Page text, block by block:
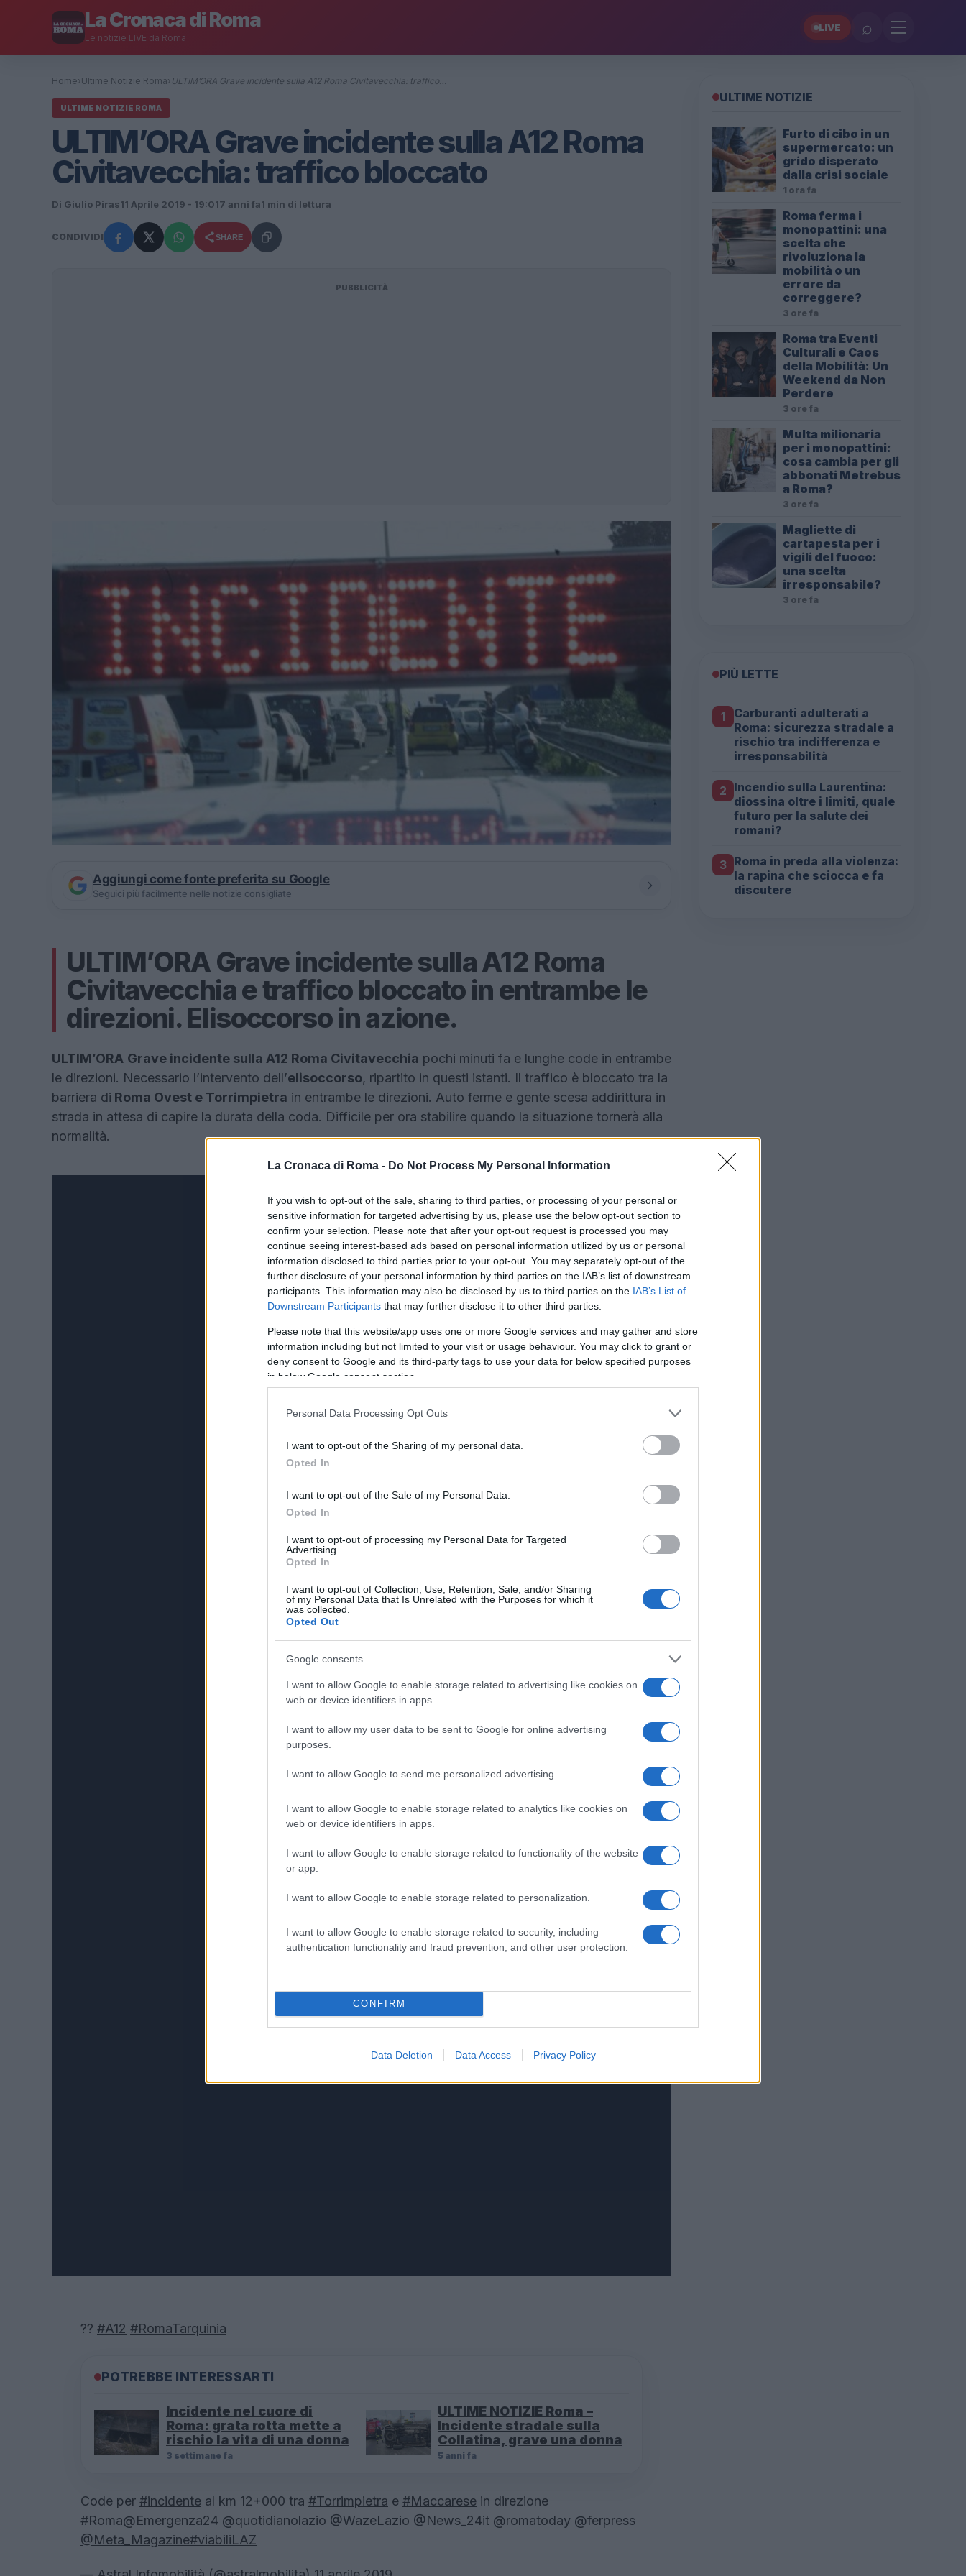
La Cronaca di Roma - Do Not Process My Personal Information
If you wish to opt-out of the sale, sharing to third parties, or processing of your personal or
sensitive information for targeted advertising by us, please use the below opt-out section to
confirm your selection. Please note that after your opt-out request is processed you may
continue seeing interest-based ads based on personal information utilized by us or personal
information disclosed to third parties prior to your opt-out. You may separately opt-out of the
further disclosure of your personal information by third parties on the IAB’s list of downstream
participants. This information may also be disclosed by us to third parties on the IAB’s List of
Downstream Participants that may further disclose it to other third parties.
Please note that this website/app uses one or more Google services and may gather and store
information including but not limited to your visit or usage behaviour. You may click to grant or
deny consent to Google and its third-party tags to use your data for below specified purposes
in below Google consent section.
Personal Data Processing Opt Outs
I want to opt-out of the Sharing of my personal data.
Opted In
I want to opt-out of the Sale of my Personal Data.
Opted In
I want to opt-out of processing my Personal Data for Targeted
Advertising.
Opted In
I want to opt-out of Collection, Use, Retention, Sale, and/or Sharing
of my Personal Data that Is Unrelated with the Purposes for which it
was collected.
Opted Out
Google consents
I want to allow Google to enable storage related to advertising like cookies on
web or device identifiers in apps.
I want to allow my user data to be sent to Google for online advertising
purposes.
I want to allow Google to send me personalized advertising.
I want to allow Google to enable storage related to analytics like cookies on
web or device identifiers in apps.
I want to allow Google to enable storage related to functionality of the website
or app.
I want to allow Google to enable storage related to personalization.
I want to allow Google to enable storage related to security, including
authentication functionality and fraud prevention, and other user protection.
CONFIRM
Data Deletion Data Access Privacy Policy
La Cronaca di Roma
Le notizie LIVE da Roma
LIVE ⌕
Home› Ultime Notizie Roma› ULTIM’ORA Grave incidente sulla A12 Roma Civitavecchia: traffico…
ULTIME NOTIZIE ROMA
ULTIM’ORA Grave incidente sulla A12 Roma
Civitavecchia: traffico bloccato
Di Giulio Piras11 Aprile 2019 - 19:017 anni fa1 min di lettura
CONDIVIDI SHARE
PUBBLICITÀ
Aggiungi come fonte preferita su Google
Seguici più facilmente nelle notizie consigliate
ULTIM’ORA Grave incidente sulla A12 Roma
Civitavecchia e traffico bloccato in entrambe le
direzioni. Elisoccorso in azione.
ULTIM’ORA Grave incidente sulla A12 Roma Civitavecchia pochi minuti fa e lunghe code in entrambe
le direzioni. Necessario l’intervento dell’elisoccorso, ripartito in questi istanti. Il traffico è bloccato tra la
barriera di Roma Ovest e Torrimpietra in entrambe le direzioni. Auto ferme e gente scesa addirittura in
strada in attesa di capire la durata della coda. Difficile per ora stabilire quando la situazione tornerà alla
normalità.
?? #A12 #RomaTarquinia
POTREBBE INTERESSARTI
Incidente nel cuore di
Roma: grata rotta mette a
rischio la vita di una donna
3 settimane fa
ULTIME NOTIZIE Roma –
Incidente stradale sulla
Collatina, grave una donna
5 anni fa
Code per #incidente al km 12+000 tra #Torrimpietra e #Maccarese in direzione
#Roma@Emergenza24 @quotidianolazio @WazeLazio @News_24it @romatoday @ferpress
@Meta_Magazine#viabiliLAZ
ULTIME NOTIZIE
Furto di cibo in un
supermercato: un
grido disperato
dalla crisi sociale
1 ora fa
Roma ferma i
monopattini: una
scelta che
rivoluziona la
mobilità o un
errore da
correggere?
3 ore fa
Roma tra Eventi
Culturali e Caos
della Mobilità: Un
Weekend da Non
Perdere
3 ore fa
Multa milionaria
per i monopattini:
cosa cambia per gli
abbonati Metrebus
a Roma?
3 ore fa
Magliette di
cartapesta per i
vigili del fuoco:
una scelta
irresponsabile?
3 ore fa
PIÙ LETTE
1
Carburanti adulterati a
Roma: sicurezza stradale a
rischio tra indifferenza e
irresponsabilità
2 Incendio sulla Laurentina:
diossina oltre i limiti, quale
futuro per la salute dei
romani?
3 Roma in preda alla violenza:
la rapina che sciocca e fa
discutere